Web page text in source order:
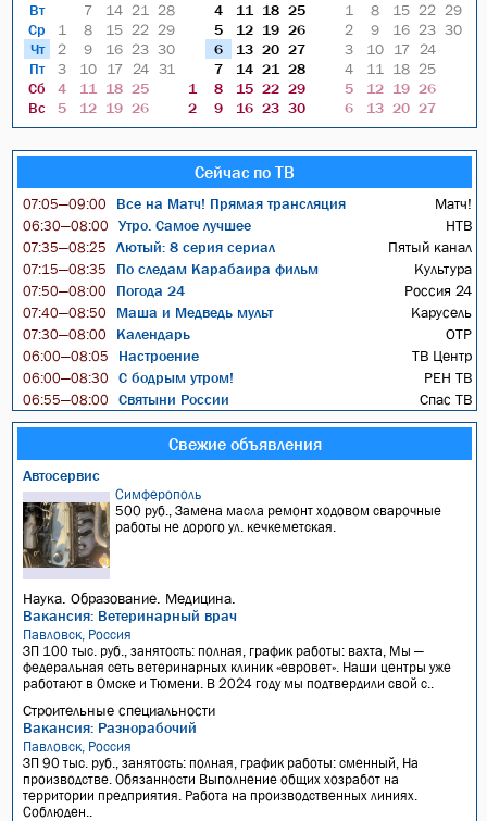
Вт
Ср
Чт
Пт
Сб
Вс
7
14 21
28
1
8 15 22 29
2
9 16 23 30
3
10 17 24 31
4
11 18 25
5
12 19 26
4
11 18 25
5
12 19 26
6
13 20 27
7
14 21
28
1
8 15 22 29
2
9 16 23 30
1
8 15 22 29
2
9 16 23 30
3
10 17
24
4
11 18 25
5
12 19 26
6
13 20 27
Сейчас по ТВ
07:05—09:00 Все на Матч! Прямая трансляция Матч!
06:30—08:00 Утро. Самое лучшее НТВ
07:35—08:25 Лютый: 8 серия сериал Пятый канал
07:15—08:35 По следам Карабаира фильм Культура
07:50—08:00 Погода 24 Россия 24
07:40—08:50 Маша и Медведь мульт Карусель
07:30—08:00 Календарь ОТР
06:00—08:05 Настроение ТВ Центр
06:00—08:30 С бодрым утром! РЕН ТВ
06:55—08:00 Святыни России Спас ТВ
Свежие объявления
Автосервис
Симферополь
500 руб., Замена масла ремонт ходовом сварочные
работы не дорого ул. кечкеметская.
Наука. Образование. Медицина.
Вакансия: Ветеринарный врач
Павловск, Россия
ЗП 100 тыс. руб., занятость: полная, график работы: вахта, Мы —
федеральная сеть ветеринарных клиник «евровет». Наши центры уже
работают в Омске и Тюмени. В 2024 году мы подтвердили свой с..
Строительные специальности
Вакансия: Разнорабочий
Павловск, Россия
ЗП 90 тыс. руб., занятость: полная, график работы: сменный, На
производстве. Обязанности Выполнение общих хозработ на
территории предприятия. Работа на производственных линиях.
Соблюден..